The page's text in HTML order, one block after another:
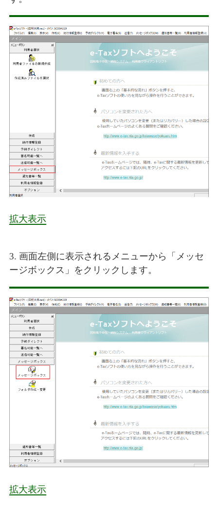
拡大表示
3. 画面左側に表示されるメニューから「メッセ
ージボックス」をクリックします。
拡大表示